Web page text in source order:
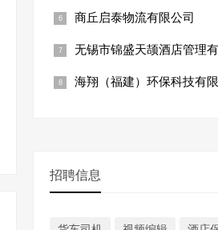
商丘启泰物流有限公司
无锡市锦盛天颉酒店管理
海翔（福建）环保科技有
招聘信息